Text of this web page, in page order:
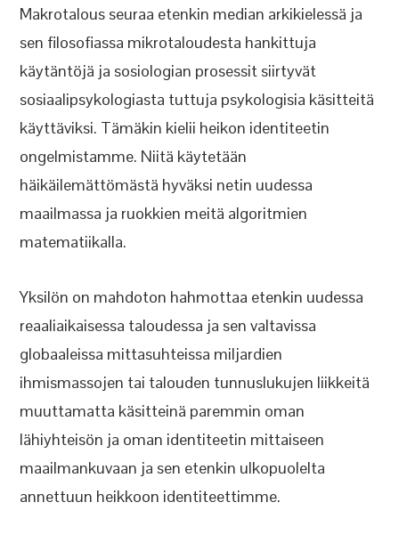
Makrotalous seuraa etenkin median arkikielessä ja
sen filosofiassa mikrotaloudesta hankittuja
käytäntöjä ja sosiologian prosessit siirtyvät
sosiaalipsykologiasta tuttuja psykologisia käsitteitä
käyttäviksi. Tämäkin kielii heikon identiteetin
ongelmistamme. Niitä käytetään
häikäilemättömästä hyväksi netin uudessa
maailmassa ja ruokkien meitä algoritmien
matematiikalla.
Yksilön on mahdoton hahmottaa etenkin uudessa
reaaliaikaisessa taloudessa ja sen valtavissa
globaaleissa mittasuhteissa miljardien
ihmismassojen tai talouden tunnuslukujen liikkeitä
muuttamatta käsitteinä paremmin oman
lähiyhteisön ja oman identiteetin mittaiseen
maailmankuvaan ja sen etenkin ulkopuolelta
annettuun heikkoon identiteettimme.